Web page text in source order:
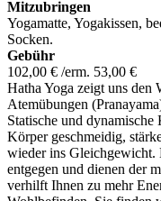
Mitzubringen
Yogamatte, Yogakissen,
Socken.
Gebühr
102,00 € /erm. 53,00 €
Hatha Yoga zeigt uns den
Atemübungen
Statische und
Körper geschmeidig,
wieder ins Gleichgewicht.
entgegen und dienen der
verhilft Ihnen zu mehr